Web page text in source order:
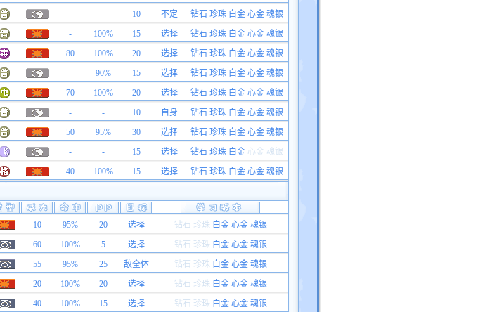
- - 10 不定
钻石 珍珠 白金 心金 魂银
- 100% 15 选择
钻石 珍珠 白金 心金 魂银
80 100% 20 选择
钻石 珍珠 白金 心金 魂银
- 90% 15 选择
钻石 珍珠 白金 心金 魂银
70 100% 20 选择
钻石 珍珠 白金 心金 魂银
- - 10 自身
钻石 珍珠 白金 心金 魂银
50 95% 30 选择
钻石 珍珠 白金 心金 魂银
- - 15 选择 钻石 珍珠 白金 心金 魂银
40 100% 15 选择 钻石 珍珠 白金 心金 魂银
10 95% 20 选择 钻石 珍珠 白金 心金 魂银
60 100% 5 选择 钻石 珍珠 白金 心金 魂银
55 95% 25 敌全体 钻石 珍珠 白金 心金 魂银
20 100% 20 选择 钻石 珍珠 白金 心金 魂银
40 100% 15 选择 钻石 珍珠 白金 心金 魂银